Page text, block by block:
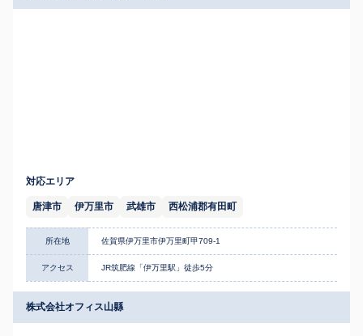
対応エリア
唐津市 伊万里市 武雄市 西松浦郡有田町
所在地 佐賀県伊万里市伊万里町甲709-1
アクセス JR筑肥線「伊万里駅」徒歩5分
株式会社オフィス山縣